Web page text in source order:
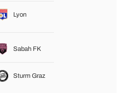
Lyon
Sabah FK
Sturm Graz